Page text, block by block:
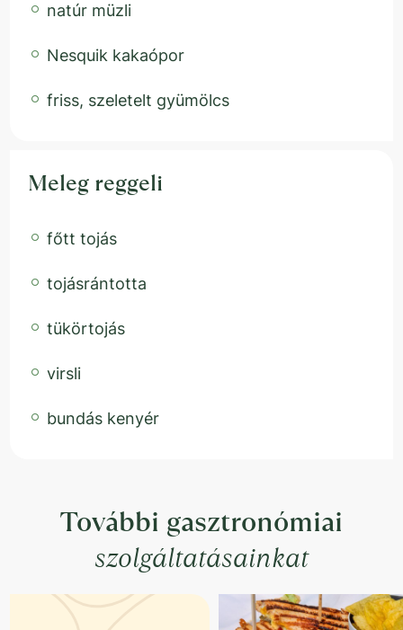
natúr müzli
Nesquik kakaópor
friss, szeletelt gyümölcs
Meleg reggeli
főtt tojás
tojásrántotta
tükörtojás
virsli
bundás kenyér
További gasztronómiai
szolgáltatásainkat